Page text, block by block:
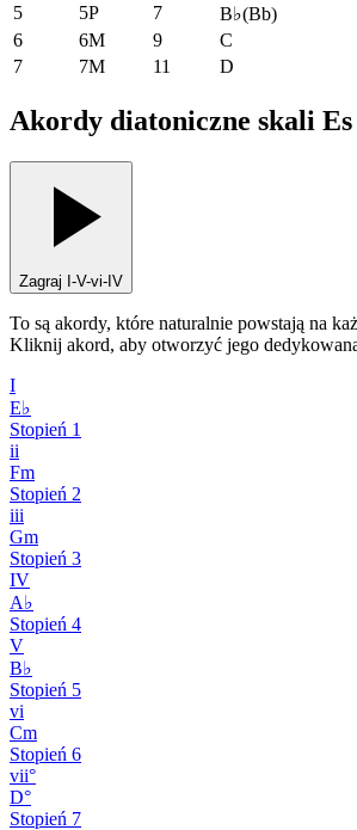
5 5P 7 B♭(Bb)
6
6M 9
C
7
7M 11 D
Akordy diatoniczne skali
Zagraj I-V-vi-IV
To są akordy, które naturalnie powstają na
Kliknij akord, aby otworzyć jego
I
E♭
Stopień 1
ii
Fm
Stopień 2
iii
Gm
Stopień 3
IV
A♭
Stopień 4
V
B♭
Stopień 5
vi
Cm
Stopień 6
vii°
D°
Stopień 7